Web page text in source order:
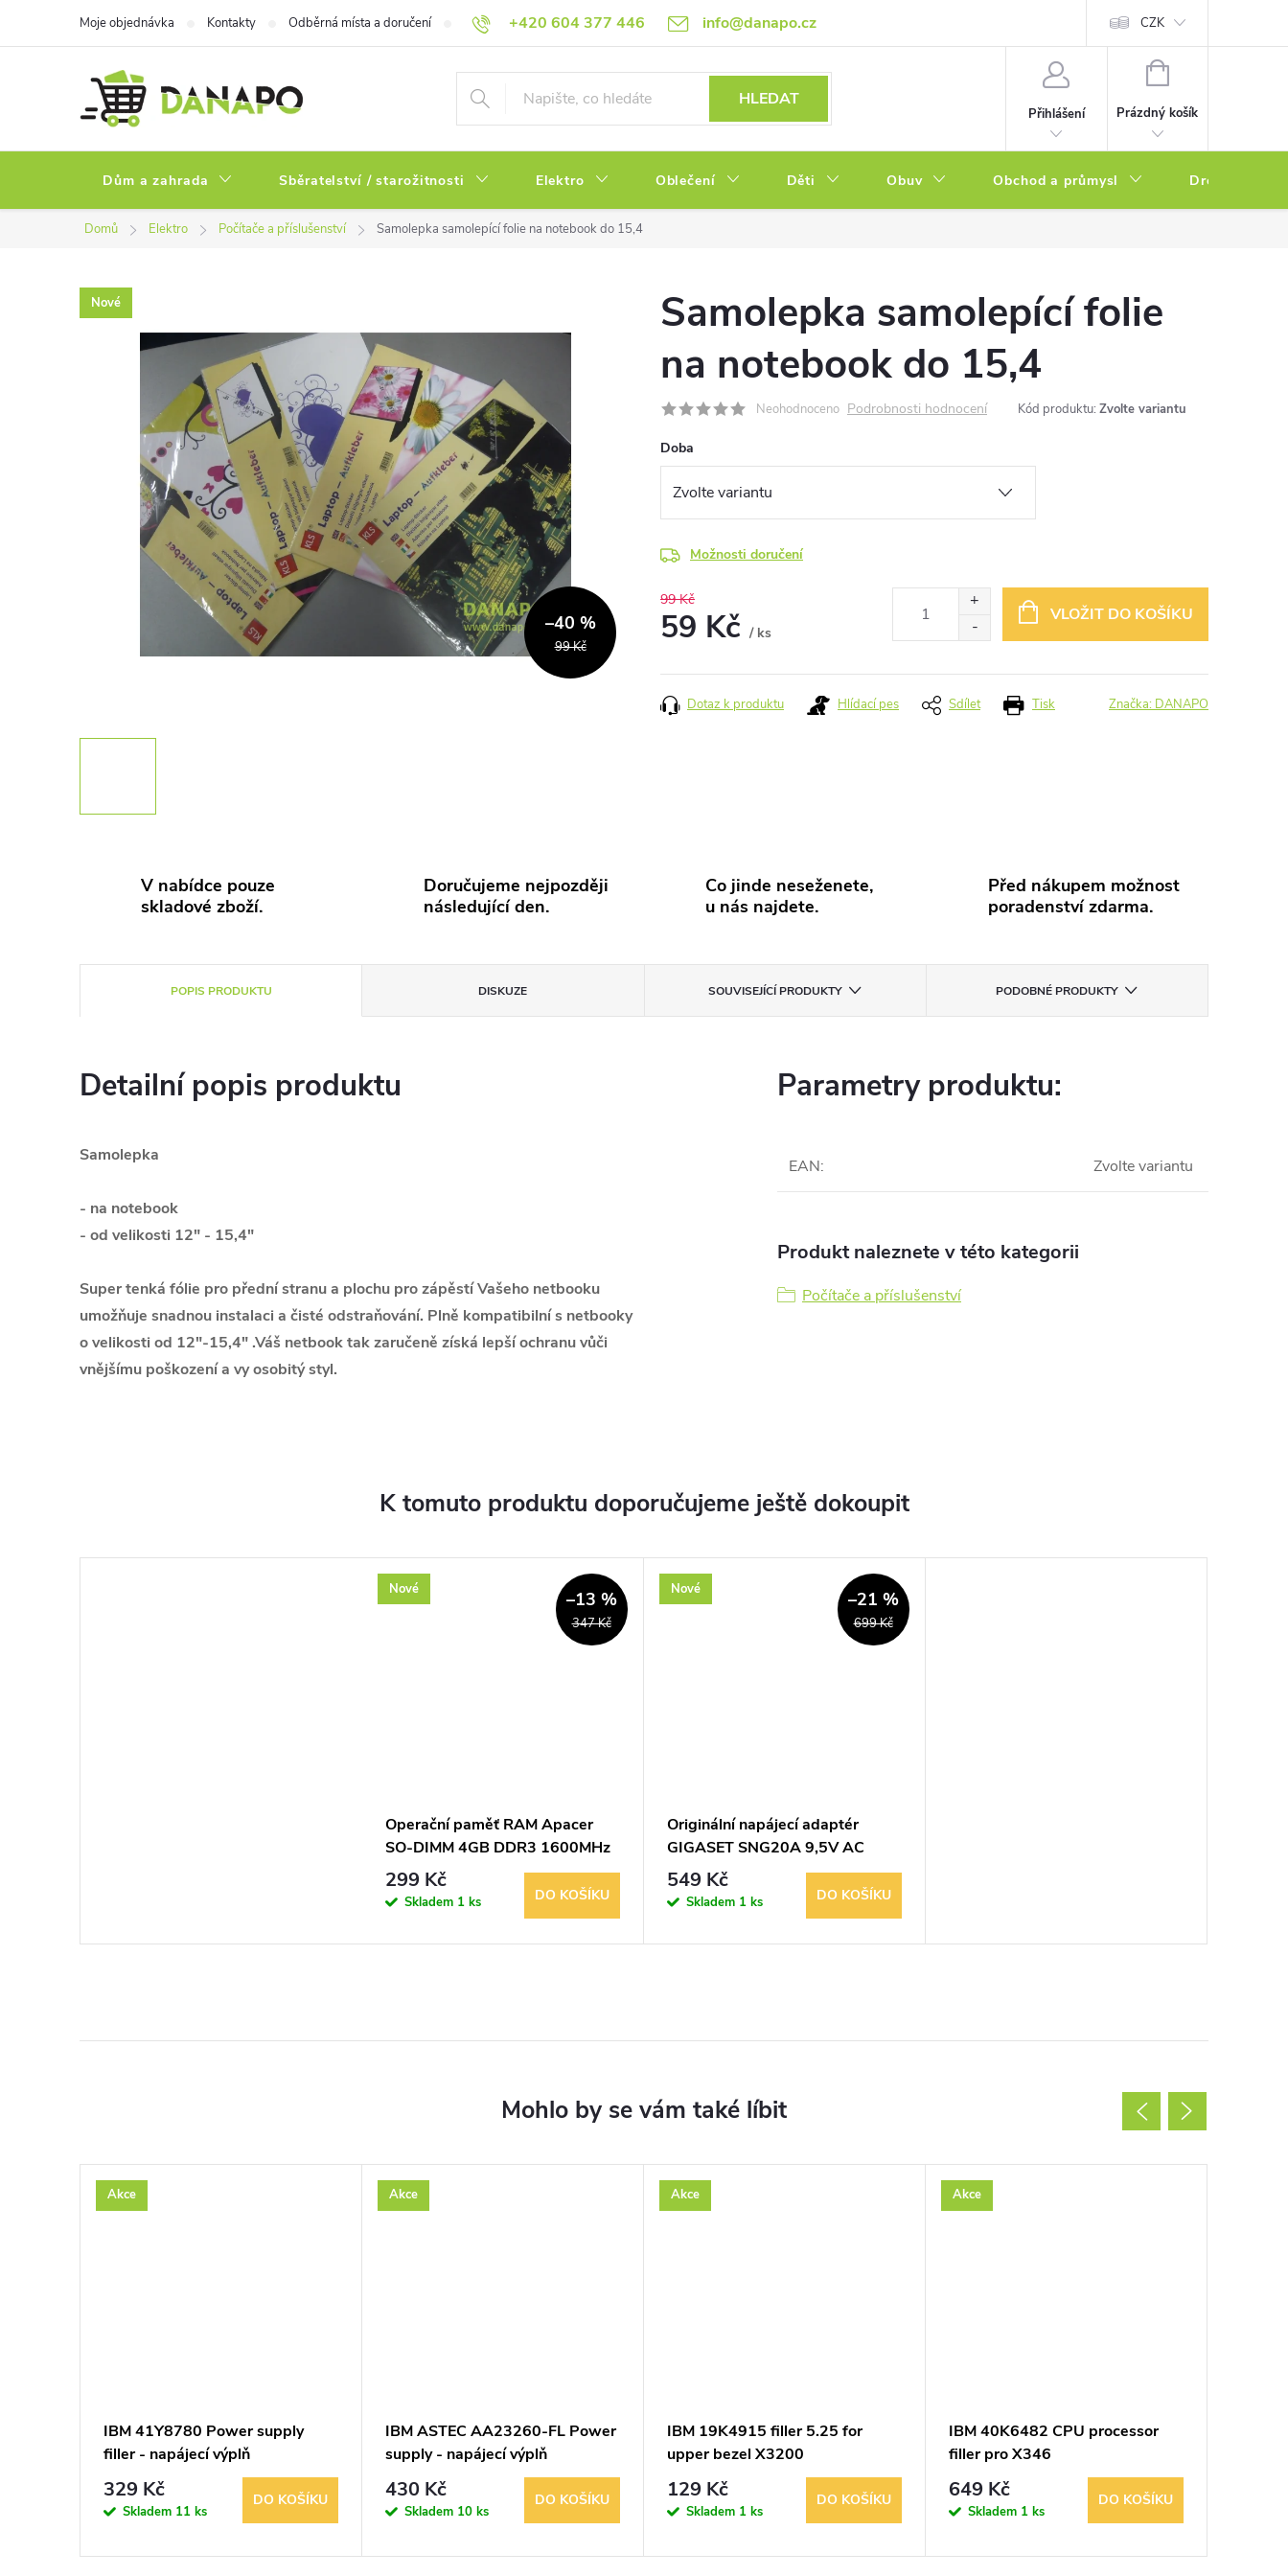
+420 604 377 446 info@danapo.cz
Moje objednávka Kontakty Odběrná místa a doručení Hodnocení obchodu Obchodní podmínky Reklamace a výměna zboží Podmínky ochrany osobních údajů Soubory cookies
CZK
HLEDAT
Přihlášení
NÁKUPNÍ
Prázdný košík
Dům a zahrada Sběratelství / starožitnosti Elektro Oblečení Děti Obuv Obchod a průmysl Drogerie
Domů Elektro Počítače a příslušenství Samolepka samolepící folie na notebook do 15,4
Nové
99 Kč
–40 %
Samolepka samolepící folie
na notebook do 15,4
Neohodnoceno Podrobnosti hodnocení Kód produktu: Zvolte variantu
Doba
Možnosti doručení
99 Kč
59 Kč / ks
cena:
VLOŽIT DO KOŠÍKU
Tisk
Dotaz k produktu Hlídací pes Sdílet Značka: DANAPO
V nabídce pouze
skladové zboží.
Doručujeme nejpozději
následující den.
Co jinde neseženete,
u nás najdete.
Před nákupem možnost
poradenství zdarma.
POPIS PRODUKTU DISKUZE SOUVISEJÍCÍ PRODUKTY PODOBNÉ PRODUKTY
Detailní popis produktu
Samolepka
- na notebook
- od velikosti 12" - 15,4"
Super tenká fólie pro přední stranu a plochu pro zápěstí Vašeho netbooku
umožňuje snadnou instalaci a čisté odstraňování. Plně kompatibilní s netbooky
o velikosti od 12"-15,4" .Váš netbook tak zaručeně získá lepší ochranu vůči
vnějšímu poškození a vy osobitý styl.
Parametry produktu:
EAN: Zvolte variantu
Produkt naleznete v této kategorii
Počítače a příslušenství
K tomuto produktu doporučujeme ještě dokoupit
Nové
347 Kč
–13 %
Operační paměť RAM Apacer
SO-DIMM 4GB DDR3 1600MHz
CL11
299 Kč
Skladem 1 ks DO KOŠÍKU
Nové
699 Kč
–21 %
Originální napájecí adaptér
GIGASET SNG20A 9,5V AC
300mA
549 Kč
Skladem 1 ks DO KOŠÍKU
Akce
IBM 41Y8780 Power supply
filler - napájecí výplň
329 Kč
Skladem 11 ks
DO KOŠÍKU
Akce
IBM ASTEC AA23260-FL Power
supply - napájecí výplň
430 Kč
Skladem 10 ks
DO KOŠÍKU
Akce
IBM 19K4915 filler 5.25 for
upper bezel X3200
129 Kč
Skladem 1 ks
DO KOŠÍKU
Akce
IBM 40K6482 CPU processor
filler pro X346
649 Kč
Skladem 1 ks
DO KOŠÍKU